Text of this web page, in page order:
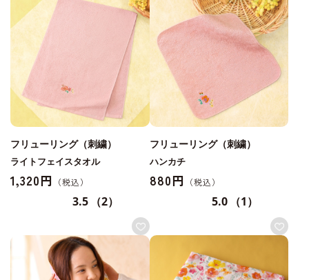
フリューリング（刺繍）
ライトフェイスタオル
1,320円
3.5 （2）
フリューリング（刺繍）
ハンカチ
880円
5.0 （1）